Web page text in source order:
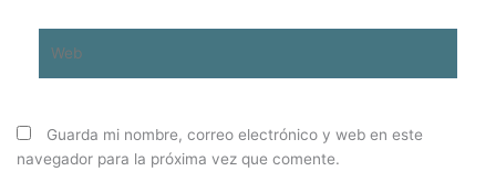
Guarda mi nombre, correo electrónico y web en este
navegador para la próxima vez que comente.